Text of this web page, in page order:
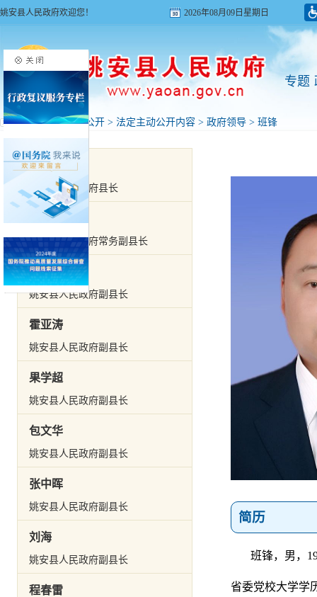
姚安县人民政府欢迎您！ 2026年08月09日星期日
专题
首页>政府信息公开 > 法定主动公开内容 > 政府领导 > 班锋
黄飞
姚安县人民政府县长
阳春红
姚安县人民政府常务副县长
杨家仙
姚安县人民政府副县长
霍亚涛
姚安县人民政府副县长
果学超
姚安县人民政府副县长
包文华
姚安县人民政府副县长
张中晖
姚安县人民政府副县长
刘海
姚安县人民政府副县长
程春雷
简历
班锋， 男，
省委党校大学学